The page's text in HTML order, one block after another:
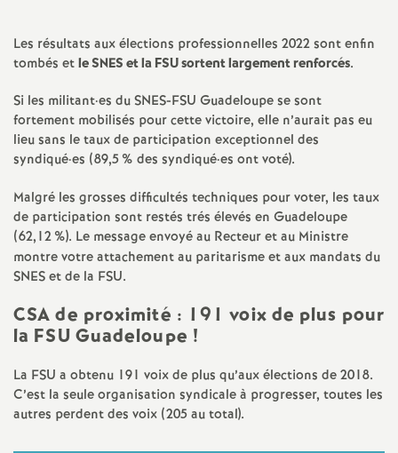
a
t
i
o
n
a
l
e
Les résultats aux élections professionnelles 2022 sont enfin
tombés etle SNES et la FSU sortent largement renforcés.
Si les militant·es du SNES-FSU Guadeloupe se sont
fortement mobilisés pour cette victoire, elle n’aurait pas eu
lieu sans le taux de participation exceptionnel des
syndiqué·es (89,5% des syndiqué·es ont voté).
Malgré les grosses difficultés techniques pour voter, les taux
de participation sont restés trés élevés en Guadeloupe
(62,12%). Le message envoyé au Recteur et au Ministre
montre votre attachement au paritarisme et aux mandats du
SNES et de la FSU.
CSA de proximité : 191 voix de plus pour
la FSU Guadeloupe !
La FSU a obtenu 191 voix de plus qu’aux élections de 2018.
C’est la seule organisation syndicale à progresser, toutes les
autres perdent des voix (205 au total).